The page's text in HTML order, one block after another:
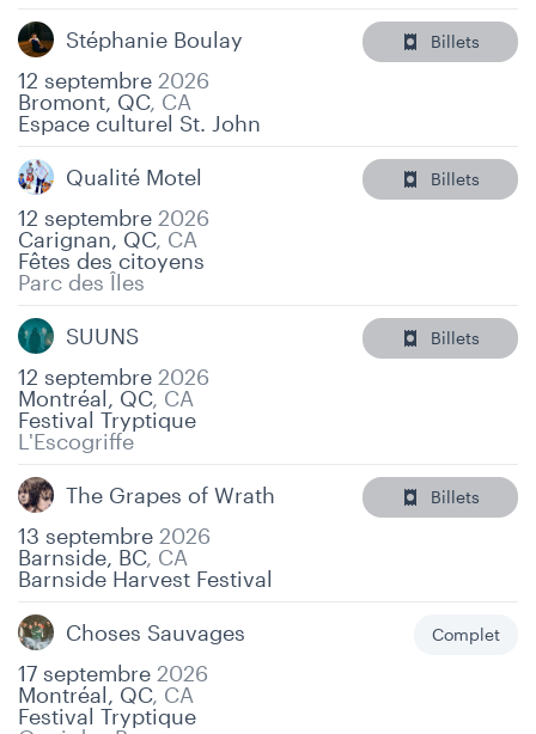
Stéphanie Boulay
12 septembre 2026
Bromont, QC, CA
Espace culturel St. John
Billets
Qualité Motel
12 septembre 2026
Carignan, QC, CA
Fêtes des citoyens
Parc des Îles
Billets
SUUNS
12 septembre 2026
Montréal, QC, CA
Festival Tryptique
L'Escogriffe
Billets
The Grapes of Wrath
13 septembre 2026
Barnside, BC, CA
Barnside Harvest Festival
Billets
Choses Sauvages
17 septembre 2026
Montréal, QC, CA
Festival Tryptique
Complet